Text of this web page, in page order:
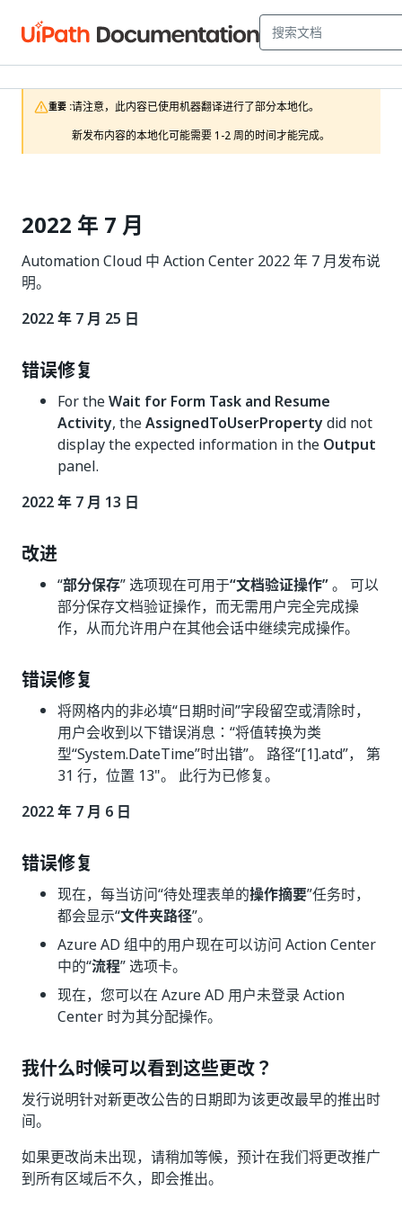
重要 :请注意，此内容已使用机器翻译进行了部分本地化。
新发布内容的本地化可能需要 1-2 周的时间才能完成。
2022 年 7 月
Automation Cloud 中 Action Center 2022 年 7 月发布说
明。
2022 年 7 月 25 日
错误修复
For theWait for Form Task and Resume
Activity, theAssignedToUserPropertydid not
display the expected information in the Output
panel.
2022 年 7 月 13 日
改进
“部分保存” 选项现在可用于“文档验证操作”。 可以
部分保存文档验证操作，而无需用户完全完成操
作，从而允许用户在其他会话中继续完成操作。
错误修复
将网格内的非必填“日期时间”字段留空或清除时，
用户会收到以下错误消息：“将值转换为类
型“System.DateTime”时出错”。 路径“[1].atd”， 第
31 行，位置 13"。 此行为已修复。
2022 年 7 月 6 日
错误修复
现在，每当访问“待处理表单的操作摘要”任务时，
都会显示“文件夹路径”。
Azure AD 组中的用户现在可以访问 Action Center
中的“流程” 选项卡。
现在，您可以在 Azure AD 用户未登录 Action
Center 时为其分配操作。
我什么时候可以看到这些更改？
发行说明针对新更改公告的日期即为该更改最早的推出时
间。
如果更改尚未出现，请稍加等候，预计在我们将更改推广
到所有区域后不久，即会推出。